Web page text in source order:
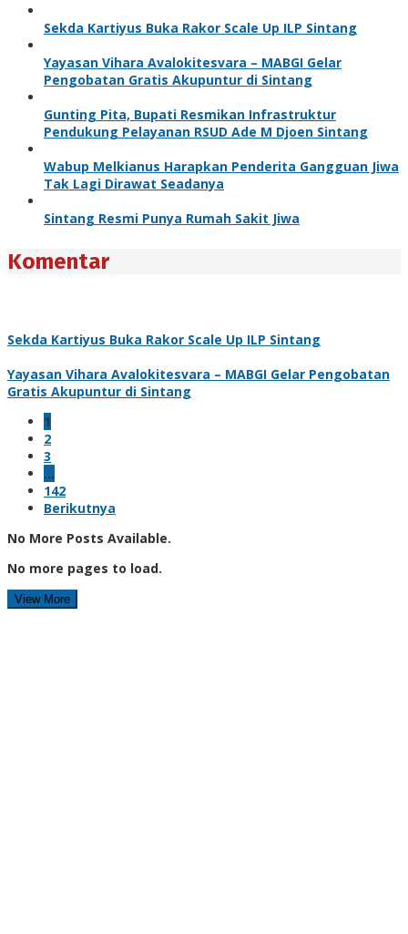
Sekda Kartiyus Buka Rakor Scale Up ILP Sintang
Yayasan Vihara Avalokitesvara – MABGI Gelar
Pengobatan Gratis Akupuntur di Sintang
Gunting Pita, Bupati Resmikan Infrastruktur
Pendukung Pelayanan RSUD Ade M Djoen Sintang
Wabup Melkianus Harapkan Penderita Gangguan Jiwa
Tak Lagi Dirawat Seadanya
Sintang Resmi Punya Rumah Sakit Jiwa
Komentar
Sekda Kartiyus Buka Rakor Scale Up ILP Sintang
Yayasan Vihara Avalokitesvara – MABGI Gelar Pengobatan
Gratis Akupuntur di Sintang
1
2
3
…
142
Berikutnya
No More Posts Available.
No more pages to load.
View More